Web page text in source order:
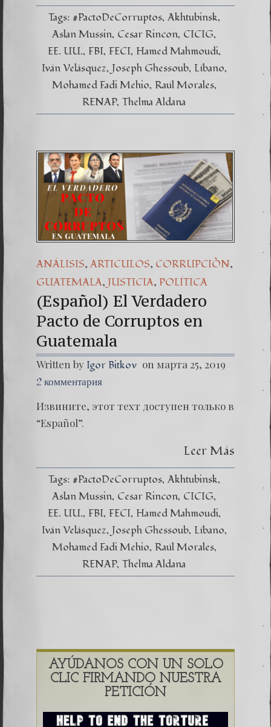
Tags: #PactoDeCorruptos Akhtubinsk
Aslan Mussin Cesar Rincon CICIG
EE. UU. FBI FECI Hamed Mahmoudi
Iván Velásquez Joseph Ghessoub Líbano
Mohamed Fadi Mehio Raúl Morales
RENAP Thelma Aldana
ANÁLISIS, ARTICULOS, CORRUPCIÒN,
GUATEMALA, JUSTICIA, POLÍTICA
(Español) El Verdadero
Pacto de Corruptos en
Guatemala
Written by Igor Bitkov on марта 25, 2019
2 комментария
Извините, этот техт доступен только в
“Español”.
Leer Más
Tags: #PactoDeCorruptos Akhtubinsk
Aslan Mussin Cesar Rincon CICIG
EE. UU. FBI FECI Hamed Mahmoudi
Iván Velásquez Joseph Ghessoub Líbano
Mohamed Fadi Mehio Raúl Morales
RENAP Thelma Aldana
AYÚDANOS CON UN SOLO
CLIC FIRMANDO NUESTRA
PETICIÓN